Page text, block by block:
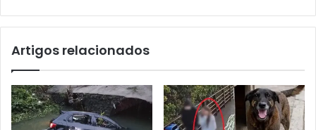
Artigos relacionados